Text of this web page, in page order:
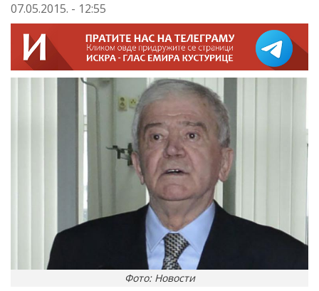
07.05.2015. - 12:55
Фото: Новости